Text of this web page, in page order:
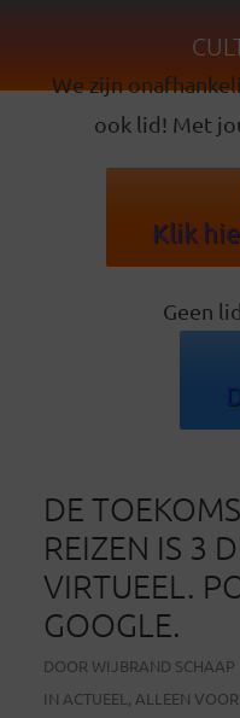
We zijn
ook lid! Met
Klik
Geen
DE
REIZEN IS 3
VIRTUEEL.
GOOGLE.
DOOR WIJBRAND SCHAAP
IN ACTUEEL , ALLEEN